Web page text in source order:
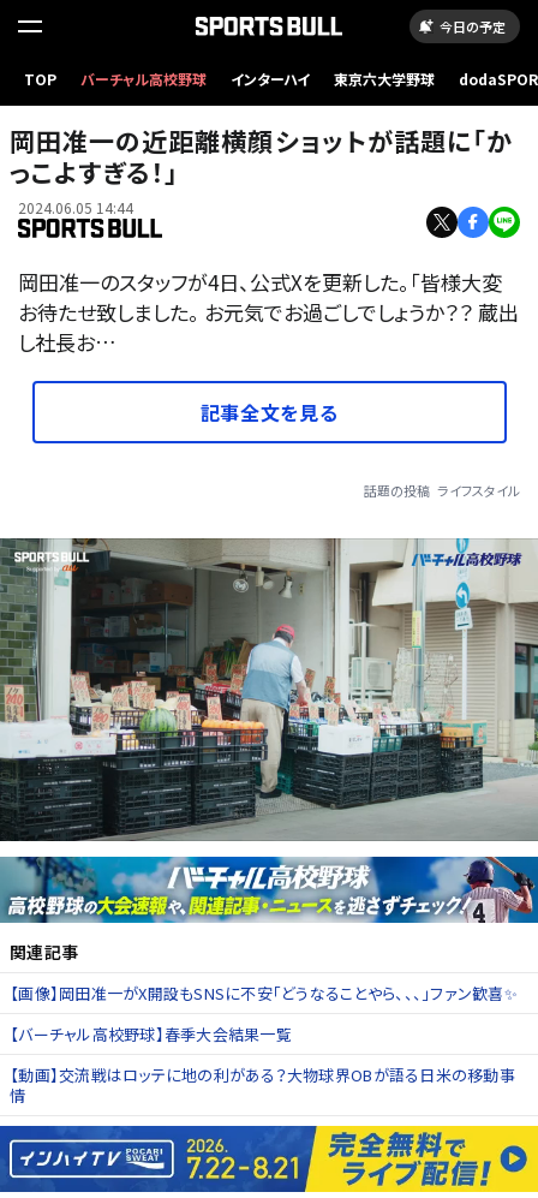
今日の予定
TOP バーチャル高校野球 インターハイ 東京六大学野球
岡田准一の近距離横顔ショットが話題に「か
っこよすぎる！」
2024.06.05 14:44
岡田准一のスタッフが4日、公式Xを更新した。「皆様大変
お待たせ致しました。 お元気でお過ごしでしょうか？？ 蔵出
し社長お…
記事全文を見る
話題の投稿 ライフスタイル
関連記事
【画像】岡田准一がX開設もSNSに不安「どうなることやら、、、」ファン歓喜✨
【バーチャル高校野球】春季大会結果一覧
【動画】交流戦はロッテに地の利がある？大物球界OBが語る日米の移動事
情